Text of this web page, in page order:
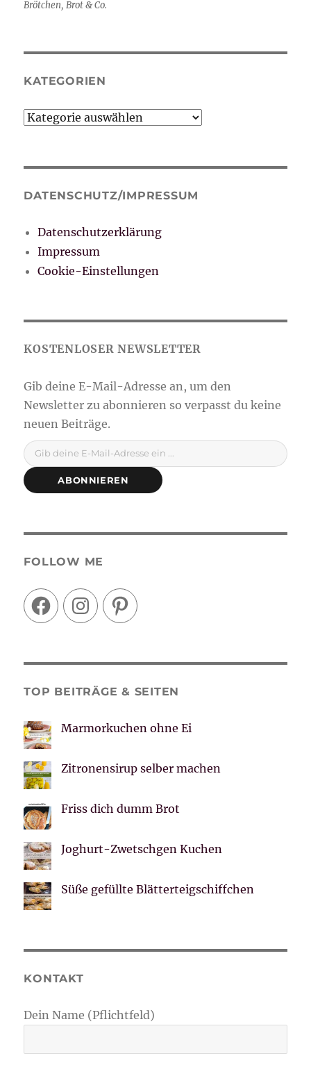
Brötchen, Brot & Co.
KATEGORIEN
Kategorien
DATENSCHUTZ/IMPRESSUM
Datenschutzerklärung
Impressum
Cookie-Einstellungen
Gib deine E-Mail-Adresse ein ...
ABONNIEREN
FOLLOW ME
FacebookInstagramPinterest
TOP BEITRÄGE & SEITEN
Marmorkuchen ohne Ei
Zitronensirup selber machen
Friss dich dumm Brot
Joghurt-Zwetschgen Kuchen
Süße gefüllte Blätterteigschiffchen
KONTAKT
Dein Name (Pflichtfeld)